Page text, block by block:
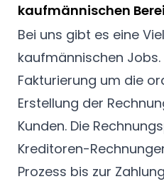
kaufmännischen
Bei uns gibt es eine
kaufmännischen
Fakturierung um die
Erstellung der
Kunden. Die
Kreditoren-
Prozess bis zur